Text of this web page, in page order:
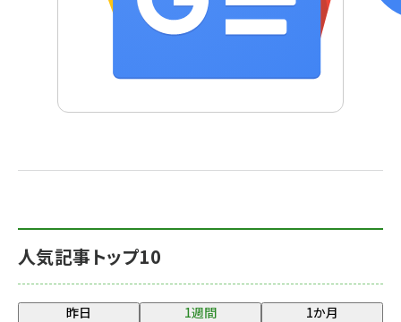
人気記事トップ10
昨日 1週間 1か月